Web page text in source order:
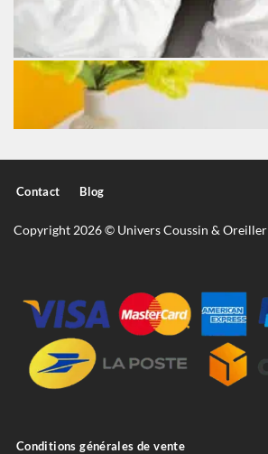
Contact Blog
Copyright 2026 © Univers Coussin & Oreiller
Conditions générales de vente